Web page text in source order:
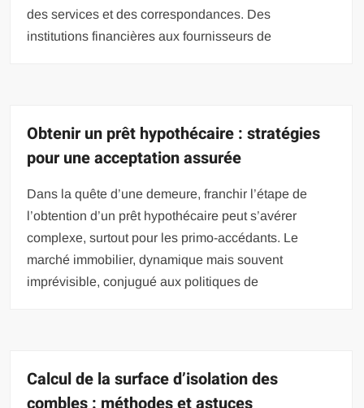
des services et des correspondances. Des
institutions financières aux fournisseurs de
Obtenir un prêt hypothécaire : stratégies
pour une acceptation assurée
Dans la quête d’une demeure, franchir l’étape de
l’obtention d’un prêt hypothécaire peut s’avérer
complexe, surtout pour les primo-accédants. Le
marché immobilier, dynamique mais souvent
imprévisible, conjugué aux politiques de
Calcul de la surface d’isolation des
combles : méthodes et astuces